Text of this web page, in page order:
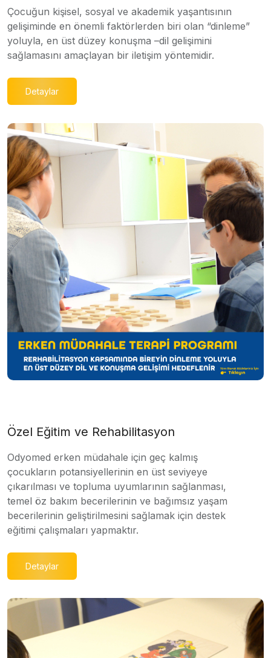
Çocuğun kişisel, sosyal ve akademik yaşantısının
gelişiminde en önemli faktörlerden biri olan “dinleme”
yoluyla, en üst düzey konuşma –dil gelişimini
sağlamasını amaçlayan bir iletişim yöntemidir.
Detaylar
Özel Eğitim ve Rehabilitasyon
Odyomed erken müdahale için geç kalmış
çocukların potansiyellerinin en üst seviyeye
çıkarılması ve topluma uyumlarının sağlanması,
temel öz bakım becerilerinin ve bağımsız yaşam
becerilerinin geliştirilmesini sağlamak için destek
eğitimi çalışmaları yapmaktır.
Detaylar